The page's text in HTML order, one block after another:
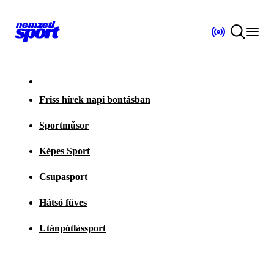
Friss hírek napi bontásban
Sportműsor
Képes Sport
Csupasport
Hátsó füves
Utánpótlássport